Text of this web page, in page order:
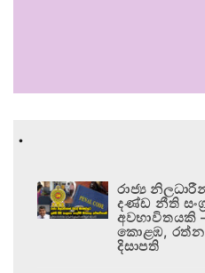
.
රාජ්‍ය
දණ්ඩ නීති
කොළඹ,
දිසාපති